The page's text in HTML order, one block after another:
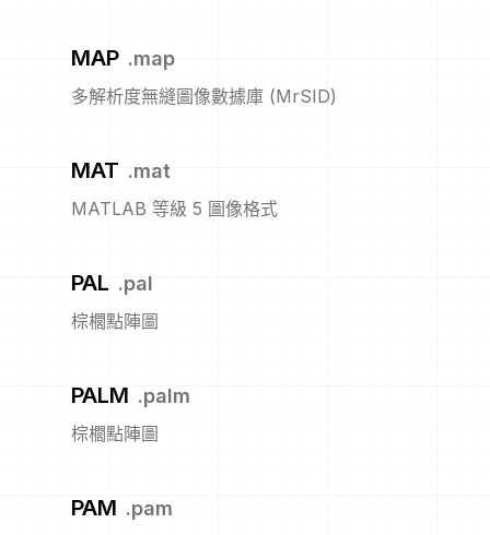
MAP .map
多解析度無縫圖像數據庫 (MrSID)
MAT .mat
MATLAB 等級 5 圖像格式
PAL .pal
棕櫚點陣圖
PALM .palm
棕櫚點陣圖
PAM .pam